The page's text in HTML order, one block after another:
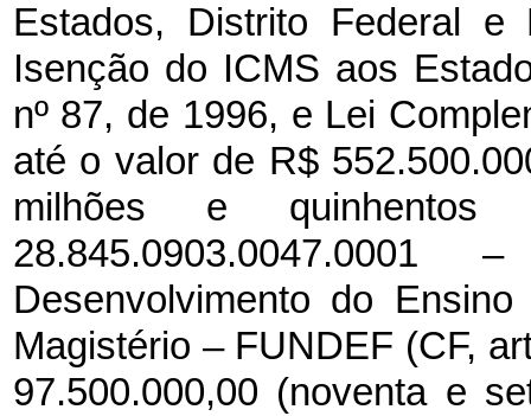
Estados, Distrito Federal e
Isenção do ICMS aos
nº 87, de 1996, e Lei
até o valor de R$
milhões e
Desenvolvimento do
Magistério – FUNDEF (CF,
97.500.000,00 (noventa e